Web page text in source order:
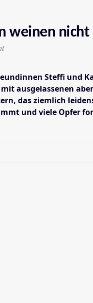
weinen nicht
Steffi und
ausgelassenen
das ziemlich
und viele Opfer